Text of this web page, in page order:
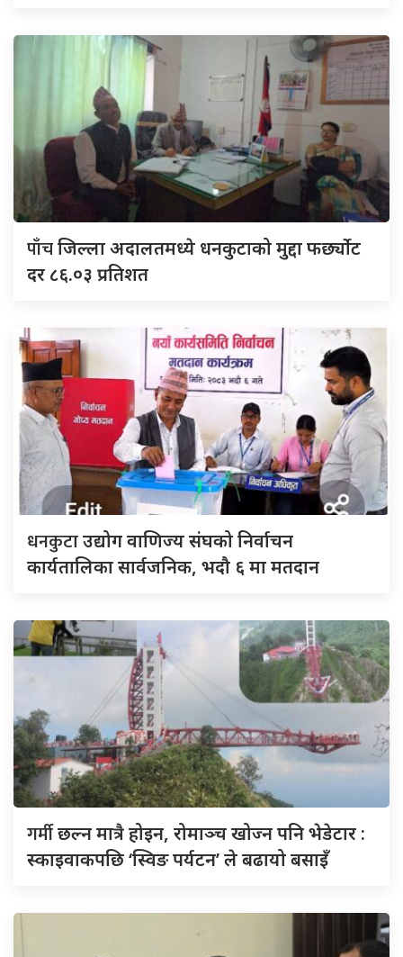
पाँचजिल्ला अदालतमध्ये धनकुटाको मुद्दा फर्छ्योट
दर ८६.०३ प्रतिशत
धनकुटाउद्योग वाणिज्य संघको निर्वाचन
कार्यतालिका सार्वजनिक, भदौ ६ मा मतदान
गर्मीछल्न मात्रै होइन, रोमाञ्च खोज्न पनि भेडेटार :
स्काइवाकपछि ‘स्विङ पर्यटन’ ले बढायो बसाइँ